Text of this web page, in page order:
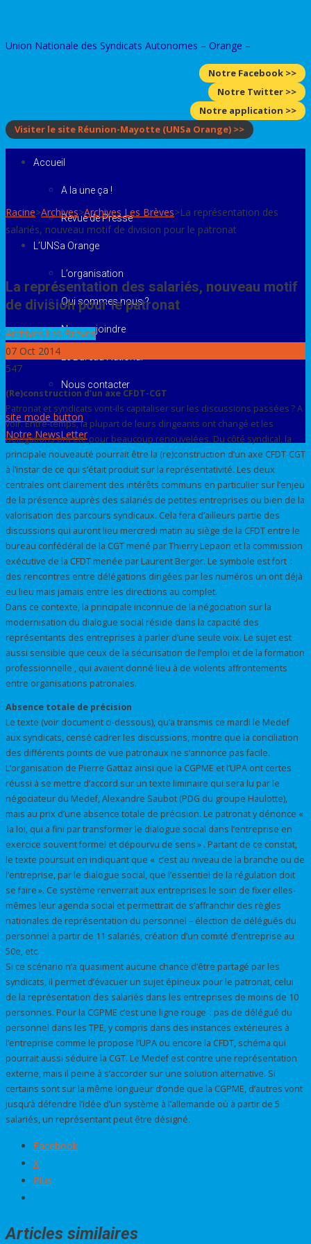
content
Union Nationale des Syndicats Autonomes – Orange –
Notre Facebook >>
Notre Twitter >>
Notre application >>
Visiter le site Réunion-Mayotte (UNSa Orange) >>
Accueil
A la une ça !
Revue de Presse
L’UNSa Orange
L’organisation
Qui sommes nous ?
Nous rejoindre
Nous contacter
site mode button
Notre NewsLetter
Racine>Archives>Archives Les Brèves>La représentation des
salariés, nouveau motif de division pour le patronat
La représentation des salariés, nouveau motif
de division pour le patronat
Archives Les Brèves
07 Oct 2014
547
(Re)construction d’un axe CFDT-CGT
Patronat et syndicats vont-ils capitaliser sur les discussions passées ? A
voir. Entre-temps, la plupart de leurs dirigeants ont changé et les
délégations ont été pour beaucoup renouvelées. Du côté syndical, la
principale nouveauté pourrait être la (re)construction d’un axe CFDT-CGT
à l’instar de ce qui s’était produit sur la représentativité. Les deux
centrales ont clairement des intérêts communs en particulier sur l’enjeu
de la présence auprès des salariés de petites entreprises ou bien de la
valorisation des parcours syndicaux. Cela fera d’ailleurs partie des
discussions qui auront lieu mercredi matin au siège de la CFDT entre le
bureau confédéral de la CGT mené par Thierry Lepaon et la commission
exécutive de la CFDT menée par Laurent Berger. Le symbole est fort :
des rencontres entre délégations dirigées par les numéros un ont déjà
eu lieu mais jamais entre les directions au complet.
Dans ce contexte, la principale inconnue de la négociation sur la
modernisation du dialogue social réside dans la capacité des
représentants des entreprises à parler d’une seule voix. Le sujet est
aussi sensible que ceux de la sécurisation de l’emploi et de la formation
professionnelle , qui avaient donné lieu à de violents affrontements
entre organisations patronales.
Absence totale de précision
Le texte (voir document ci-dessous), qu’a transmis ce mardi le Medef
aux syndicats, censé cadrer les discussions, montre que la conciliation
des différents points de vue patronaux ne s’annonce pas facile.
L’organisation de Pierre Gattaz ainsi que la CGPME et l’UPA ont certes
réussi à se mettre d’accord sur un texte liminaire qui sera lu par le
négociateur du Medef, Alexandre Saubot (PDG du groupe Haulotte),
mais au prix d’une absence totale de précision. Le patronat y dénonce «
la loi, qui a fini par transformer le dialogue social dans l’entreprise en
exercice souvent formel et dépourvu de sens » . Partant de ce constat,
le texte poursuit en indiquant que « c’est au niveau de la branche ou de
l’entreprise, par le dialogue social, que l’essentiel de la régulation doit
se faire ». Ce système renverrait aux entreprises le soin de fixer elles-
mêmes leur agenda social et permettrait de s’affranchir des règles
nationales de représentation du personnel – élection de délégués du
personnel à partir de 11 salariés, création d’un comité d’entreprise au
50e, etc.
Si ce scénario n’a quasiment aucune chance d’être partagé par les
syndicats, il permet d’évacuer un sujet épineux pour le patronat, celui
de la représentation des salariés dans les entreprises de moins de 10
personnes. Pour la CGPME c’est une ligne rouge : pas de délégué du
personnel dans les TPE, y compris dans des instances extérieures à
l’entreprise comme le propose l’UPA ou encore la CFDT, schéma qui
pourrait aussi séduire la CGT. Le Medef est contre une représentation
externe, mais il peine à s’accorder sur une solution alternative. Si
certains sont sur la même longueur d’onde que la CGPME, d’autres vont
jusqu’à défendre l’idée d’un système à l’allemande où à partir de 5
salariés, un représentant peut être désigné.
Facebook
X
Plus
Articles similaires